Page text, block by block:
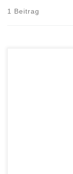
1 Beitrag